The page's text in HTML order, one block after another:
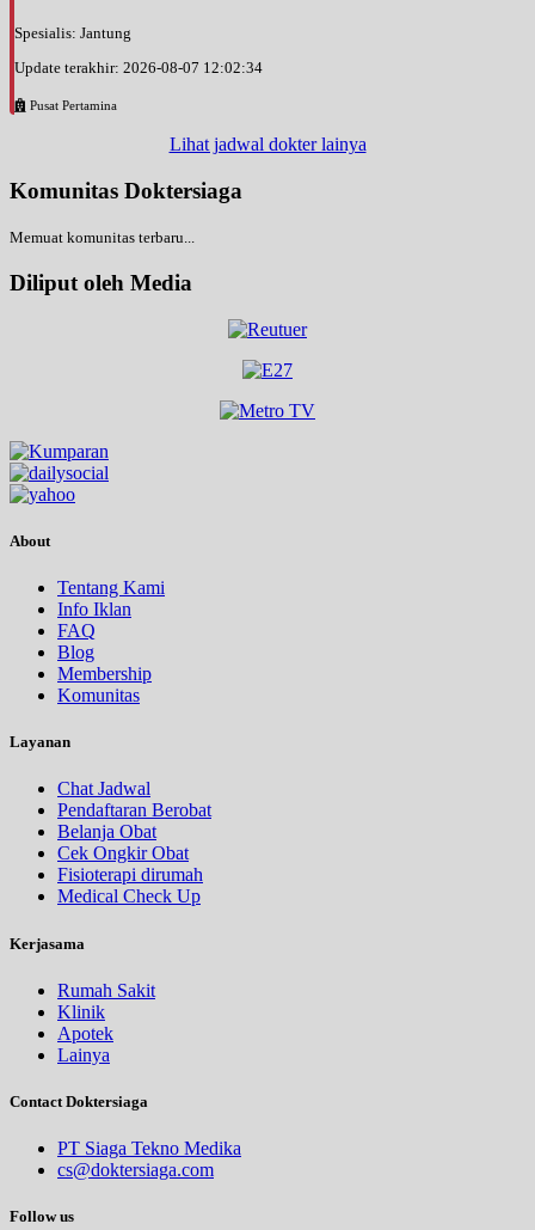
Spesialis: Jantung
Update terakhir: 2026-08-07 12:02:34
Pusat Pertamina
Lihat jadwal dokter lainya
Komunitas Doktersiaga
Memuat komunitas terbaru...
Diliput oleh Media
About
Tentang Kami
Info Iklan
FAQ
Blog
Membership
Komunitas
Layanan
Chat Jadwal
Pendaftaran Berobat
Belanja Obat
Cek Ongkir Obat
Fisioterapi dirumah
Medical Check Up
Kerjasama
Rumah Sakit
Klinik
Apotek
Lainya
Contact Doktersiaga
PT Siaga Tekno Medika
cs@doktersiaga.com
Follow us